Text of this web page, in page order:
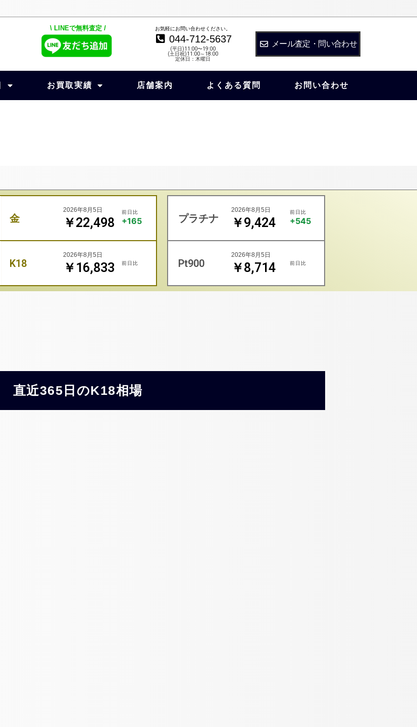
\ LINEで無料査定 / お気軽にお問い合わせください。
044-712-5637
(平日)11:00〜19:00
(土日祝)11:00～18:00
定休日：木曜日
メール査定・問い合わせ
お買取実績 店舗案内 よくある質問 お問い合わせ
金 ￥22,498
2026年8月5日 前日比
+165
K18 ￥16,833
2026年8月5日
前日比
プラチナ ￥9,424
2026年8月5日 前日比
+545
Pt900 ￥8,714
2026年8月5日
前日比
直近365日のK18相場